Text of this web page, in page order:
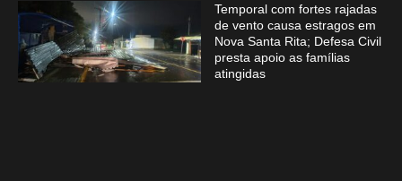
Temporal com fortes rajadas
de vento causa estragos em
Nova Santa Rita; Defesa Civil
presta apoio as famílias
atingidas